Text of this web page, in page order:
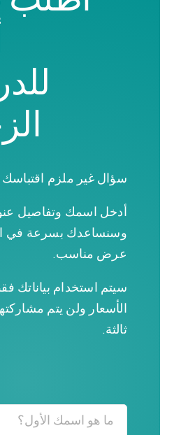
سؤالغير ملزم اقتباسك
أدخل اسمك وتفاصيل
وسنساعدك بسرعة في
عرض مناسب.
سيتم استخدام بياناتك
الأسعار ولن يتم
ثالثة.